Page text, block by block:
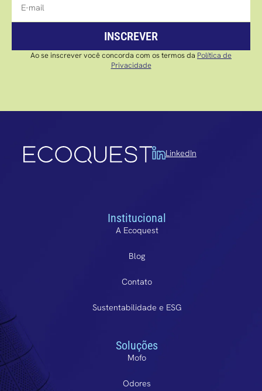
INSCREVER
Ao se inscrever você concorda com os termos da Política de
Privacidade
LinkedIn
Institucional
A Ecoquest
Blog
Contato
Sustentabilidade e ESG
Soluções
Mofo
Odores